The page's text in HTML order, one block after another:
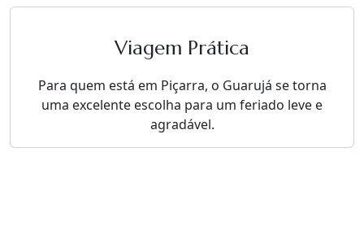
Viagem Prática
Para quem está em Piçarra, o Guarujá se torna
uma excelente escolha para um feriado leve e
agradável.